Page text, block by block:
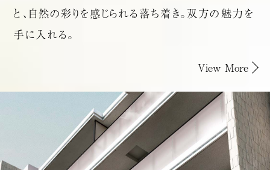
と、 自然の彩りを感じられる落ち着き。 双方の魅力を
手に入れる。
View More